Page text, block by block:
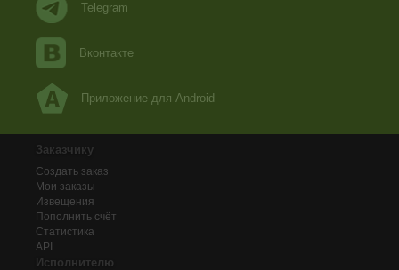
Telegram
Вконтакте
Приложение для Android
Заказчику
Создать заказ
Мои заказы
Извещения
Пополнить счёт
Статистика
API
Исполнителю